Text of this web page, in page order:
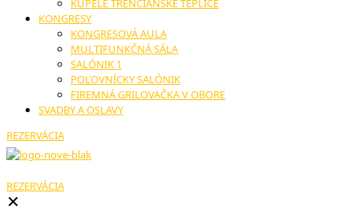
KÚPELE TRENČIANSKE TEPLICE
KONGRESY
KONGRESOVÁ AULA
MULTIFUNKČNÁ SÁLA
SALÓNIK 1
POĽOVNÍCKY SALÓNIK
FIREMNÁ GRILOVAČKA V OBORE
SVADBY A OSLAVY
REZERVÁCIA
REZERVÁCIA
✕